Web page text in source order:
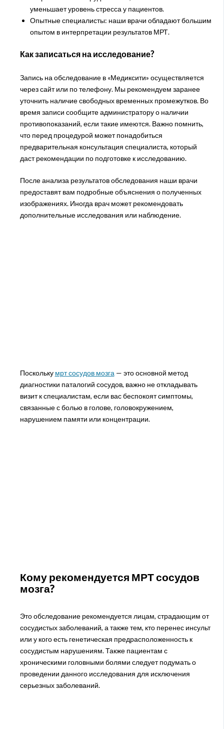
уменьшает уровень стресса у пациентов.
Опытные специалисты: наши врачи обладают большим
опытом в интерпретации результатов МРТ.
Как записаться на исследование?
Запись на обследование в «Медиксити» осуществляется
через сайт или по телефону. Мы рекомендуем заранее
уточнить наличие свободных временных промежутков. Во
время записи сообщите администратору о наличии
противопоказаний, если такие имеются. Важно помнить,
что перед процедурой может понадобиться
предварительная консультация специалиста, который
даст рекомендации по подготовке к исследованию.
После анализа результатов обследования наши врачи
предоставят вам подробные объяснения о полученных
изображениях. Иногда врач может рекомендовать
дополнительные исследования или наблюдение.
Поскольку мрт сосудов мозга — это основной метод
диагностики паталогий сосудов, важно не откладывать
визит к специалистам, если вас беспокоят симптомы,
связанные с болью в голове, головокружением,
нарушением памяти или концентрации.
Кому рекомендуется МРТ сосудов
мозга?
Это обследование рекомендуется лицам, страдающим от
сосудистых заболеваний, а также тем, кто перенес инсульт
или у кого есть генетическая предрасположенность к
сосудистым нарушениям. Также пациентам с
хроническими головными болями следует подумать о
проведении данного исследования для исключения
серьезных заболеваний.